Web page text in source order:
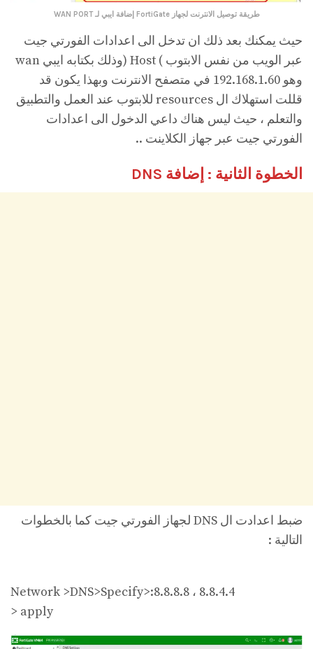
طريقة توصيل الانترنت لجهاز FortiGate إضافة ايبي لـ WAN PORT
حيث يمكنك بعد ذلك ان تدخل الى اعدادات الفورتي جيت
عبر الويب من نفس الابتوب ) Host (وذلك بكتابه ايبي wan
وهو 192.168.1.60 في متصفح الانترنت وبهذا يكون قد
قللت استهلاك ال resources للابتوب عند العمل والتطبيق
والتعلم ، حيث ليس هناك داعي الدخول الى اعدادات
الفورتي جيت عبر جهاز الكلاينت ..
الخطوة الثانية : إضافة DNS
ضبط اعدادت ال DNS لجهاز الفورتي جيت كما بالخطوات
التالية :
Network >DNS>Specify>:8.8.8.8 ، 8.8.4.4
> apply